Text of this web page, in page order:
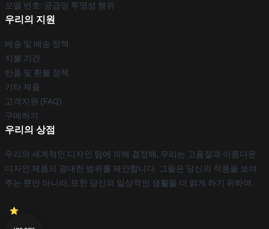
모델 번호: 공급망 투명성 행위
우리의 지원
배송 및 배송 정책
지불 기간
반품 및 환불 정책
기타 제품
고객지원 (FAQ)
구매하기
우리의 상점
우리의 세계적인 디자인 팀에 의해 결정해, 우리는 고품질과 아름다운
디자인 제품의 광대한 범위를 제안합니다. 그들은 당신의 작풍을 보여
주는 뿐만 아니라, 또한 당신의 일상적인 생활을 더 밝게 하기 위하여.